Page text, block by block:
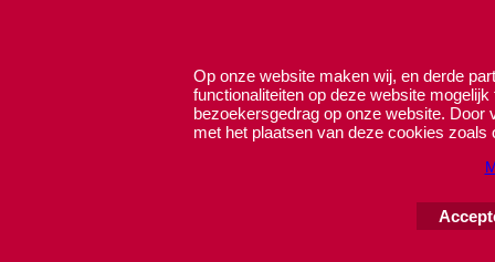
Op onze website maken wij, en derde
functionaliteiten op deze website
bezoekersgedrag op onze website.
met het plaatsen van deze cookies